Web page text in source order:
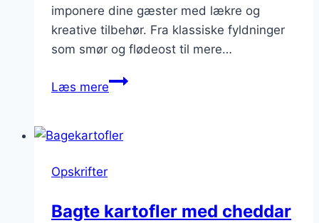
imponere dine gæster med lækre og
kreative tilbehør. Fra klassiske fyldninger
som smør og flødeost til mere…
Læs mereBagekartofler
imponerer
Opskrifter
Bagte kartofler med cheddar